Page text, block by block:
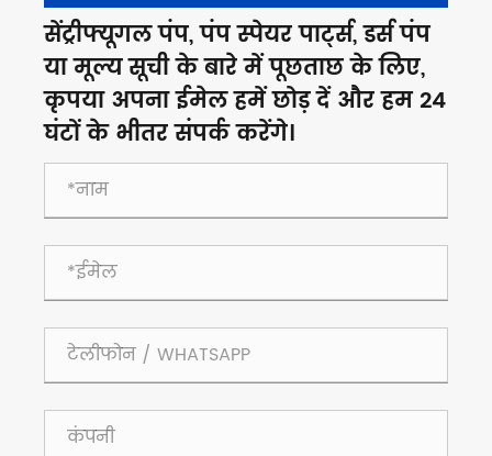
सेंट्रीफ्यूगल पंप, पंप स्पेयर पार्ट्स, डर्स पंप
या मूल्य सूची के बारे में पूछताछ के लिए,
कृपया अपना ईमेल हमें छोड़ दें और हम 24
घंटों के भीतर संपर्क करेंगे।